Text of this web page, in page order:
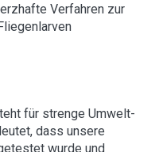
Verfahren zur
für strenge Umwelt-
dass unsere
wurde und